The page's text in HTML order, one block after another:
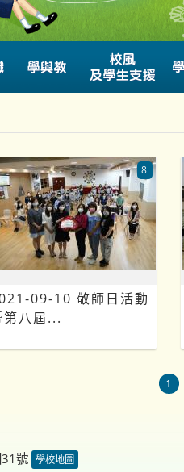
09-10 敬師日活動
第八屆...
8
1
號 學校地圖